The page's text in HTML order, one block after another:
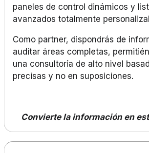
paneles de control dinámicos y
avanzados totalmente
Como partner, dispondrás de
auditar áreas completas,
una consultoría de alto nivel
precisas y no en suposiciones.
Convierte la información en